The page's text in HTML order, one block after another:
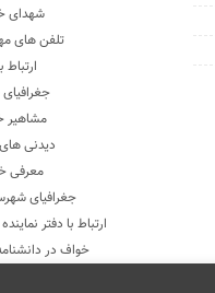
شهدای
تلفن های
ارتباط
مشاهیر
دیدنی
معرفی
جغرافیای
ارتباط با دفتر
خواف در